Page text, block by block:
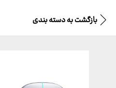
بازگشت بهدسته بندی